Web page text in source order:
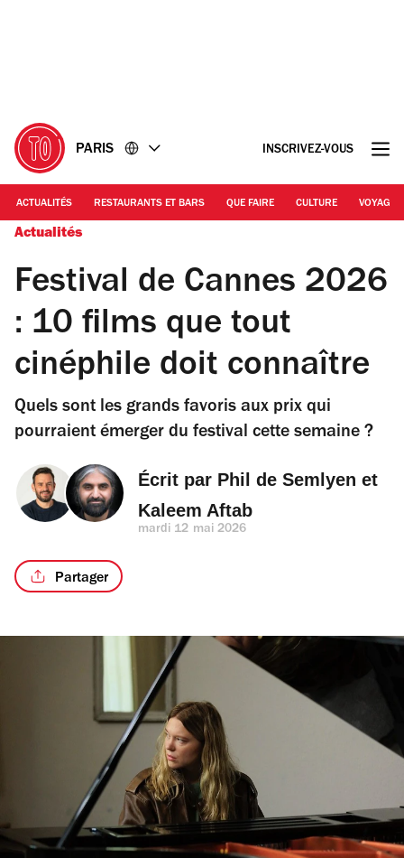
PARIS INSCRIVEZ-VOUS
ACTUALITÉS RESTAURANTS ET BARS QUE FAIRE CULTURE VOYAGE
Actualités
Festival de Cannes 2026
: 10 films que tout
cinéphile doit connaître
Quels sont les grands favoris aux prix qui
pourraient émerger du festival cette semaine ?
Écrit par Phil de Semlyen et
Kaleem Aftab
mardi 12 mai 2026
Partager